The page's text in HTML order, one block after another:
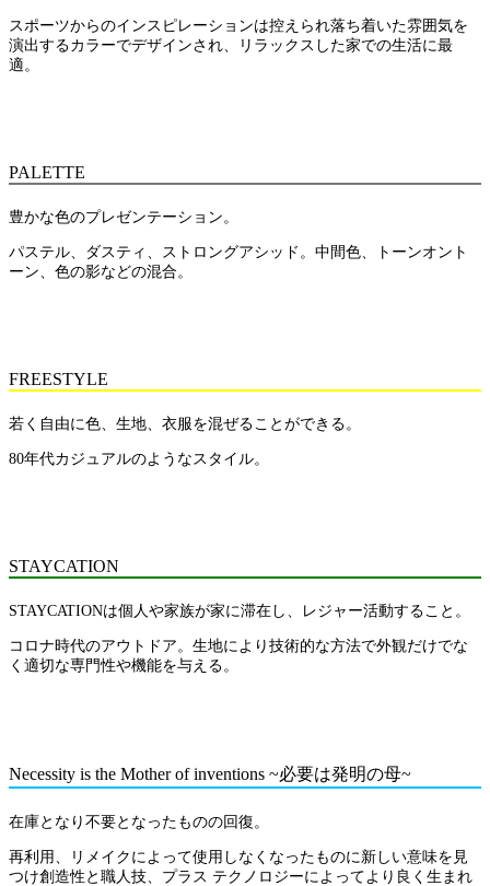
スポーツからのインスピレーションは控えられ落ち着いた雰囲気を
演出するカラーでデザインされ、リラックスした家での生活に最
適。
PALETTE
豊かな色のプレゼンテーション。
パステル、ダスティ、ストロングアシッド。中間色、トーンオント
ーン、色の影などの混合。
FREESTYLE
若く自由に色、生地、衣服を混ぜることができる。
80年代カジュアルのようなスタイル。
STAYCATION
STAYCATIONは個人や家族が家に滞在し、レジャー活動すること。
コロナ時代のアウトドア。生地により技術的な方法で外観だけでな
く適切な専門性や機能を与える。
Necessity is the Mother of inventions ~必要は発明の母~
在庫となり不要となったものの回復。
再利用、リメイクによって使用しなくなったものに新しい意味を見
つけ創造性と職人技、プラス テクノロジーによってより良く生まれ